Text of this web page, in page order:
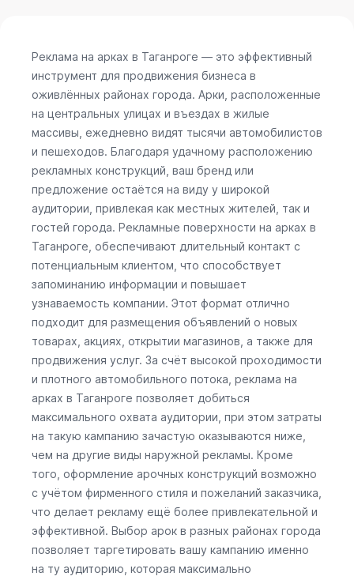
Реклама на арках в Таганроге — это эффективный
инструмент для продвижения бизнеса в
оживлённых районах города. Арки, расположенные
на центральных улицах и въездах в жилые
массивы, ежедневно видят тысячи автомобилистов
и пешеходов. Благодаря удачному расположению
рекламных конструкций, ваш бренд или
предложение остаётся на виду у широкой
аудитории, привлекая как местных жителей, так и
гостей города. Рекламные поверхности на арках в
Таганроге, обеспечивают длительный контакт с
потенциальным клиентом, что способствует
запоминанию информации и повышает
узнаваемость компании. Этот формат отлично
подходит для размещения объявлений о новых
товарах, акциях, открытии магазинов, а также для
продвижения услуг. За счёт высокой проходимости
и плотного автомобильного потока, реклама на
арках в Таганроге позволяет добиться
максимального охвата аудитории, при этом затраты
на такую кампанию зачастую оказываются ниже,
чем на другие виды наружной рекламы. Кроме
того, оформление арочных конструкций возможно
с учётом фирменного стиля и пожеланий заказчика,
что делает рекламу ещё более привлекательной и
эффективной. Выбор арок в разных районах города
позволяет таргетировать вашу кампанию именно
на ту аудиторию, которая максимально